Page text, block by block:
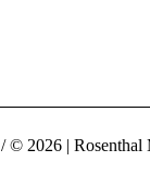
/ © 2026 | Rosenthal